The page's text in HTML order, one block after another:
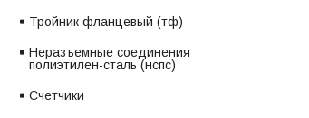
Тройник фланцевый (тф)
Неразъемные соединения
полиэтилен-сталь (нспс)
Счетчики